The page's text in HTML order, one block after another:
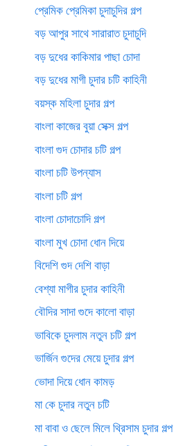
প্রেমিক প্রেমিকা চুদাচুদির গল্প
বড় আপুর সাথে সারারাত চুদাচুদি
বড় দুধের কাকিমার পাছা চোদা
বড় দুধের মাগী চুদার চটি কাহিনী
বয়স্ক মহিলা চুদার গল্প
বাংলা কাজের বুয়া সেক্স গল্প
বাংলা গুদ চোদার চটি গল্প
বাংলা চটি উপন্যাস
বাংলা চটি গল্প
বাংলা চোদাচোদি গল্প
বাংলা মুখ চোদা ধোন দিয়ে
বিদেশি গুদ দেশি বাড়া
বেশ্যা মাগীর চুদার কাহিনী
বৌদির সাদা গুদে কালো বাড়া
ভাবিকে চুদলাম নতুন চটি গল্প
ভার্জিন গুদের মেয়ে চুদার গল্প
ভোদা দিয়ে ধোন কামড়
মা কে চুদার নতুন চটি
মা বাবা ও ছেলে মিলে থ্রিসাম চুদার গল্প